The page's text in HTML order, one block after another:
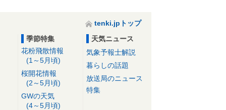
tenki.jpトップ
季節特集
花粉飛散情報
(1～5月頃)
桜開花情報
(2～5月頃)
GWの天気
(4～5月頃)
天気ニュース
気象予報士解説
暮らしの話題
放送局のニュース
特集